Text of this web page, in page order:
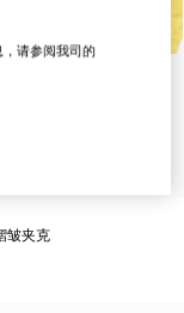
皱夹克
请参阅我司的